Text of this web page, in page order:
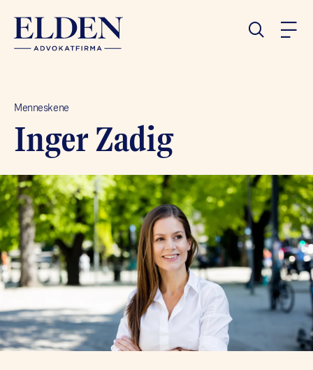
Menneskene
Inger Zadig